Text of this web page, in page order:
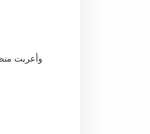
وأعربت